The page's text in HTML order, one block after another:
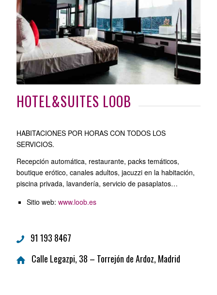
HOTEL&SUITES LOOB
HABITACIONES POR HORAS CON TODOS LOS
SERVICIOS.
Recepción automática, restaurante, packs temáticos,
boutique erótico, canales adultos, jacuzzi en la habitación,
piscina privada, lavandería, servicio de pasaplatos…
Sitio web: www.loob.es
91 193 8467
Calle Legazpi, 38 – Torrejón de Ardoz, Madrid